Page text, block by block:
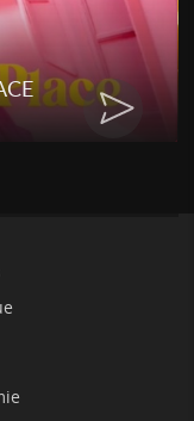
DE